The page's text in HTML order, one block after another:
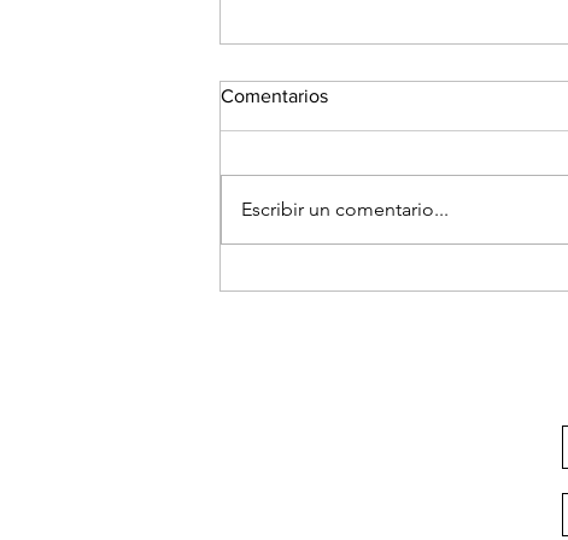
Comentarios
Escribir un comentario...